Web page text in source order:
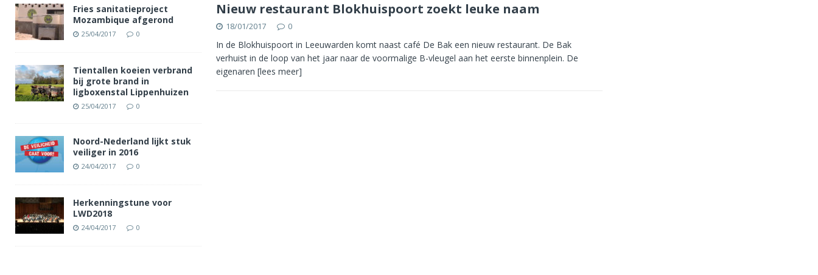
Nieuw restaurant Blokhuispoort zoekt leuke naam
18/01/2017 0
In de Blokhuispoort in Leeuwarden komt naast café De Bak een nieuw restaurant. De Bak
verhuist in de loop van het jaar naar de voormalige B-vleugel aan het eerste binnenplein. De
eigenaren [lees meer]
Fries sanitatieproject
Mozambique afgerond
25/04/2017 0
Tientallen koeien verbrand
bij grote brand in
ligboxenstal Lippenhuizen
25/04/2017 0
Noord-Nederland lijkt stuk
veiliger in 2016
24/04/2017 0
Herkenningstune voor
LWD2018
24/04/2017 0